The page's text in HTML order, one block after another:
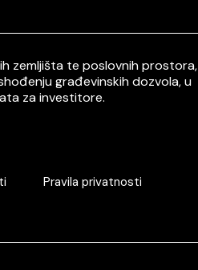
zemljišta te poslovnih prostora,
građevinskih dozvola, u
za investitore.
Pravila privatnosti